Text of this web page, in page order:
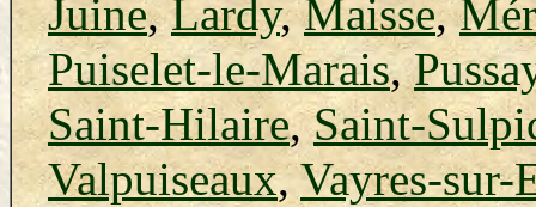
Juine,Lardy,Maisse,
Puiselet-le-Marais,
Saint-Hilaire,Saint-
Valpuiseaux,Vayres-sur-